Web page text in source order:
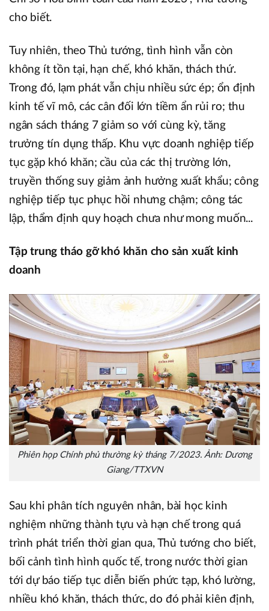
cho biết.
Tuy nhiên, theo Thủ tướng, tình hình vẫn còn
không ít tồn tại, hạn chế, khó khăn, thách thứ.
Trong đó, lạm phát vẫn chịu nhiều sức ép; ổn định
kinh tế vĩ mô, các cân đối lớn tiềm ẩn rủi ro; thu
ngân sách tháng 7 giảm so với cùng kỳ, tăng
trưởng tín dụng thấp. Khu vực doanh nghiệp tiếp
tục gặp khó khăn; cầu của các thị trường lớn,
truyền thống suy giảm ảnh hưởng xuất khẩu; công
nghiệp tiếp tục phục hồi nhưng chậm; công tác
lập, thẩm định quy hoạch chưa như mong muốn...
Tập trung tháo gỡ khó khăn cho sản xuất kinh
doanh
Phiên họp Chính phủ thường kỳ tháng 7/2023. Ảnh: Dương
Giang/TTXVN
Sau khi phân tích nguyên nhân, bài học kinh
nghiệm những thành tựu và hạn chế trong quá
trình phát triển thời gian qua, Thủ tướng cho biết,
bối cảnh tình hình quốc tế, trong nước thời gian
tới dự báo tiếp tục diễn biến phức tạp, khó lường,
nhiều khó khăn, thách thức, do đó phải kiên định,